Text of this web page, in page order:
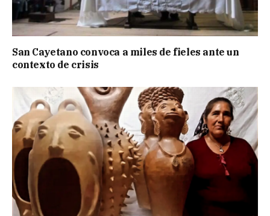
San Cayetano convoca a miles de fieles ante un
contexto de crisis